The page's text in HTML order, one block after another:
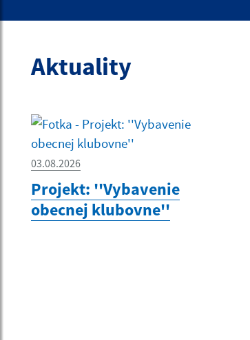
Aktuality
03.08.2026
Projekt: ''Vybavenie
obecnej klubovne''